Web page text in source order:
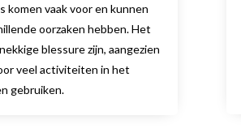
komen vaak voor en kunnen
oorzaken hebben. Het
blessure zijn, aangezien
veel activiteiten in het
gebruiken.